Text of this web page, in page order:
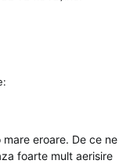
eroare. De ce ne
foarte mult aerisire